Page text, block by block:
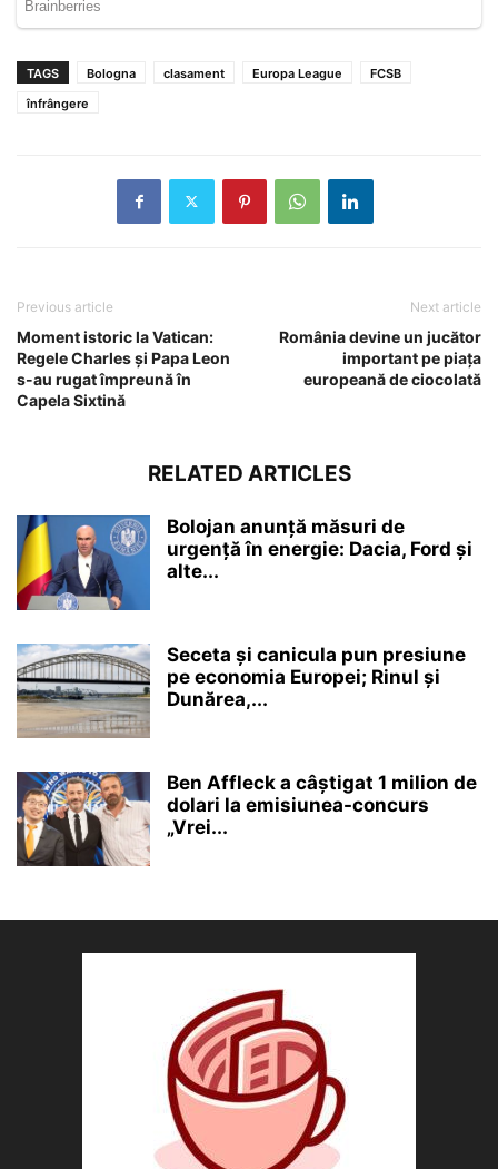
TAGS Bologna clasament Europa League
FCSB
înfrângere
Previous article
Moment istoric la Vatican:
Regele Charles și Papa Leon
s-au rugat împreună în
Capela Sixtină
Next article
România devine un jucător
important pe piața
europeană de ciocolată
RELATED ARTICLES
Bolojan anunță măsuri de
urgență în energie: Dacia, Ford și
alte...
Seceta și canicula pun presiune
pe economia Europei; Rinul și
Dunărea,...
Ben Affleck a câștigat 1 milion de
dolari la emisiunea-concurs
„Vrei...